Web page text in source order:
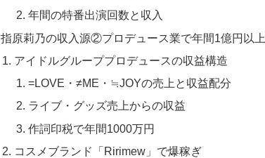
年間の特番出演回数と収入
指原莉乃の収入源②プロデュース業で年間1億円以上
アイドルグループプロデュースの収益構造
=LOVE・≠ME・≒JOYの売上と収益配分
ライブ・グッズ売上からの収益
作詞印税で年間1000万円
コスメブランド「Ririmew」で爆稼ぎ